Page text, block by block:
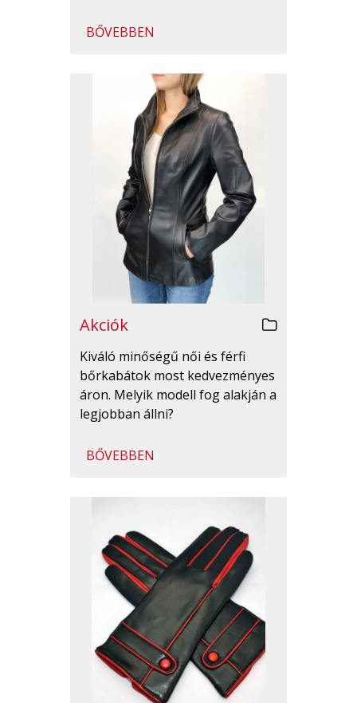
BŐVEBBEN
Akciók
Kiváló minőségű női és férfi
bőrkabátok most kedvezményes
áron. Melyik modell fog alakján a
legjobban állni?
BŐVEBBEN